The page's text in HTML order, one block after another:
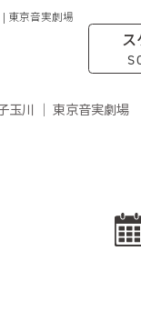
東京音実劇場
川 ｜ 東京音実劇場